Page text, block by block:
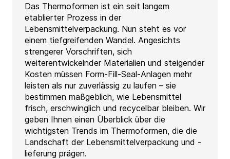
Das Thermoformen ist ein seit langem
etablierter Prozess in der
Lebensmittelverpackung. Nun steht es vor
einem tiefgreifenden Wandel. Angesichts
strengerer Vorschriften, sich
weiterentwickelnder Materialien und steigender
Kosten müssen Form-Fill-Seal-Anlagen mehr
leisten als nur zuverlässig zu laufen – sie
bestimmen maßgeblich, wie Lebensmittel
frisch, erschwinglich und recycelbar bleiben. Wir
geben Ihnen einen Überblick über die
wichtigsten Trends im Thermoformen, die die
Landschaft der Lebensmittelverpackung und -
lieferung prägen.